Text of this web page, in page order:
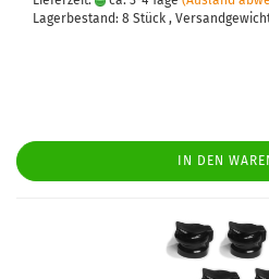
Lagerbestand: 8 Stück ,
IN DEN